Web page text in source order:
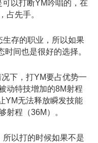
以打断YM吟唱的，在
占先手。
存的职业，所以如果
间也是很好的选择。
下，打YM要占优势一
动特技增加的8M射程
YM无法释放瞬发技能
射程（36M）。
以打的时候如果不是